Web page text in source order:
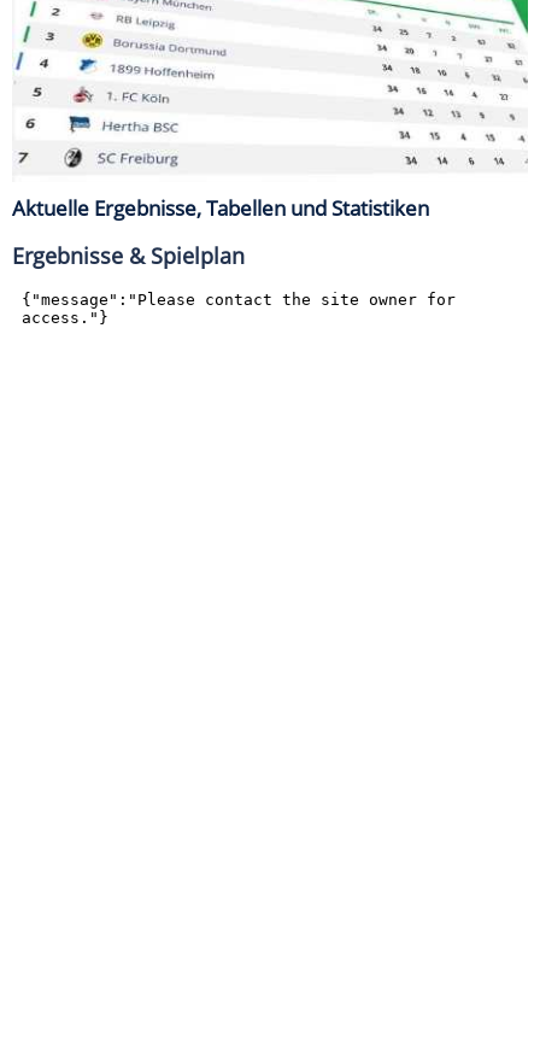
Aktuelle Ergebnisse, Tabellen und Statistiken
Ergebnisse & Spielplan